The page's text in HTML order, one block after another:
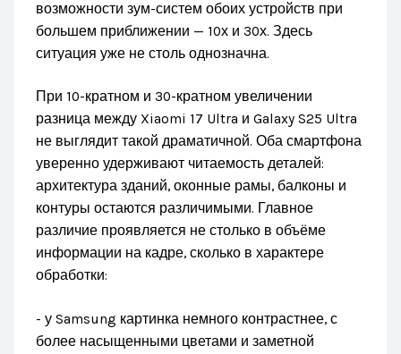
возможности зум-систем обоих устройств при
большем приближении — 10х и 30х. Здесь
ситуация уже не столь однозначна.
При 10-кратном и 30-кратном увеличении
разница между Xiaomi 17 Ultra и Galaxy S25 Ultra
не выглядит такой драматичной. Оба смартфона
уверенно удерживают читаемость деталей:
архитектура зданий, оконные рамы, балконы и
контуры остаются различимыми. Главное
различие проявляется не столько в объёме
информации на кадре, сколько в характере
обработки:
- у Samsung картинка немного контрастнее, с
более насыщенными цветами и заметной